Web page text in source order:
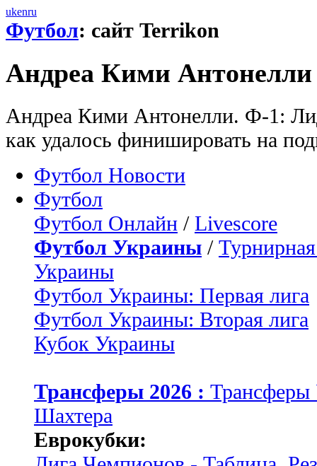
ukenru
Футбол: сайт Terrikon
Андреа Кими Антонелли
Андреа Кими Антонелли. Ф-1:
как удалось финишировать на
Футбол Новости
Футбол
Футбол Онлайн / Livescore
Футбол Украины /
Украины
Футбол Украины: Первая лига
Футбол Украины: Вторая лига
Кубок Украины
Трансферы 2026 :
Шахтера
Еврокубки: